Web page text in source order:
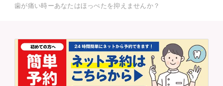
歯が痛い時ーあなたはほっぺたを抑えませんか？